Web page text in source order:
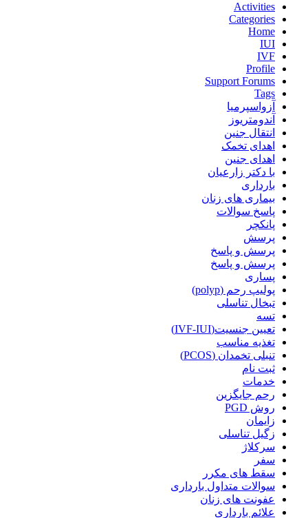
Activities
Categories
Home
IUI
IVF
Profile
Support Forums
Tags
آزواسپرمیا
آندومتریوز
انتقال جنین
اهدای تخمک
اهدای جنین
با دکتر زارعیان
بارداری
بیماری های زنان
پاسخ سوالات
پانکچر
پرسش
پرسش و پاسخ
پرسش و پاسخ
پساری
پولیپ رحم (polyp)
تبخال تناسلی
تسه
تعیین جنسیت(IVF-IUI)
تغذیه مناسب
تنبلی تخمدان (PCOS)
ثبت نام
خدمات
رحم جایگزین
روش PGD
زایمان
زگیل تناسلی
سرکلاژ
سفر
سقط های مکرر
سوالات متداول بارداری
عفونت های زنان
علائم بارداری